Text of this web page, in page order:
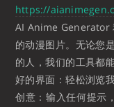
https://
AI Anime Generator
的动漫图片。无论您
的人，我们的工具都
好的界面：轻松浏览
创意：输入任何提示